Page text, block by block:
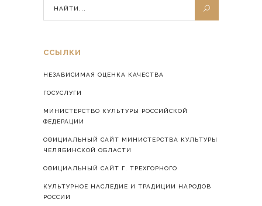
ССЫЛКИ
НЕЗАВИСИМАЯ ОЦЕНКА КАЧЕСТВА
ГОСУСЛУГИ
МИНИСТЕРСТВО КУЛЬТУРЫ РОССИЙСКОЙ
ФЕДЕРАЦИИ
ОФИЦИАЛЬНЫЙ САЙТ МИНИСТЕРСТВА КУЛЬТУРЫ
ЧЕЛЯБИНСКОЙ ОБЛАСТИ
ОФИЦИАЛЬНЫЙ САЙТ Г. ТРЕХГОРНОГО
КУЛЬТУРНОЕ НАСЛЕДИЕ И ТРАДИЦИИ НАРОДОВ
РОССИИ